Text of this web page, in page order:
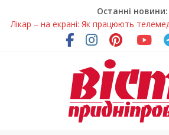
Останні новини:
Лікар – на екрані: Як працюють
Дніпропетровщині
У Дніпрі триває масштабна
Пошуки тривають: на
розташування легендарного
Ветерани Дніпропетровщини